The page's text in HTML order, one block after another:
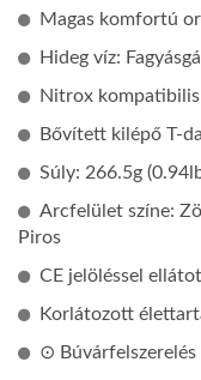
Magas komfortú
Hideg víz:
Nitrox
Bővített kilépő T-
Súly: 266.5g
Arcfelület színe:
Piros
CE jelöléssel
Korlátozott
⊙